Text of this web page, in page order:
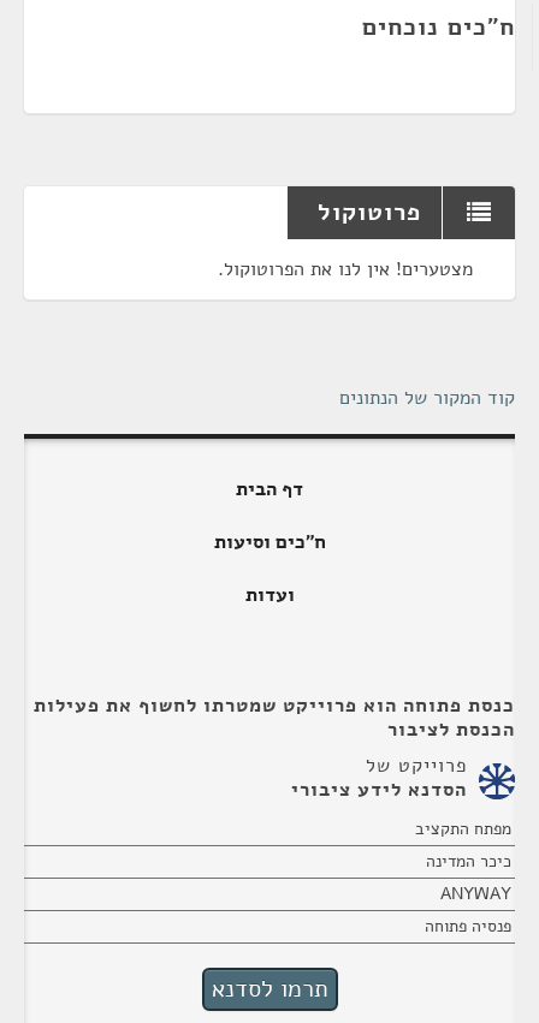
ח"כים נוכחים
פרוטוקול
מצטערים! אין לנו את הפרוטוקול.
קוד המקור של הנתונים
דף הבית
ח"כים וסיעות
ועדות
כנסת פתוחה הוא פרוייקט שמטרתו לחשוף את פעילות
הכנסת לציבור
פרוייקט של
הסדנא לידע ציבורי
מפתח התקציב
כיכר המדינה
ANYWAY
פנסיה פתוחה